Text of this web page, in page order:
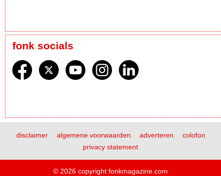
fonk socials
disclaimer algemene voorwaarden adverteren
colofon
privacy statement
© 2026 copyright fonkmagazine.com